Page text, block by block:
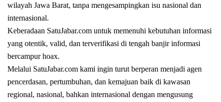
wilayah Jawa Barat, tanpa mengesampingkan isu nasional dan
internasional.
Keberadaan SatuJabar.com untuk memenuhi kebutuhan informasi
yang otentik, valid, dan terverifikasi di tengah banjir informasi
bercampur hoax.
Melalui SatuJabar.com kami ingin turut berperan menjadi agen
pencerdasan, pertumbuhan, dan kemajuan baik di kawasan
regional, nasional, bahkan internasional dengan mengusung